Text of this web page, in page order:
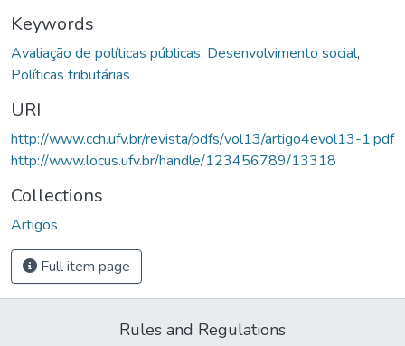
Keywords
Avaliação de políticas públicas, Desenvolvimento social,
Políticas tributárias
URI
http://www.cch.ufv.br/revista/pdfs/vol13/artigo4evol13-1.pdf
http://www.locus.ufv.br/handle/123456789/13318
Collections
Artigos
Full item page
Rules and Regulations